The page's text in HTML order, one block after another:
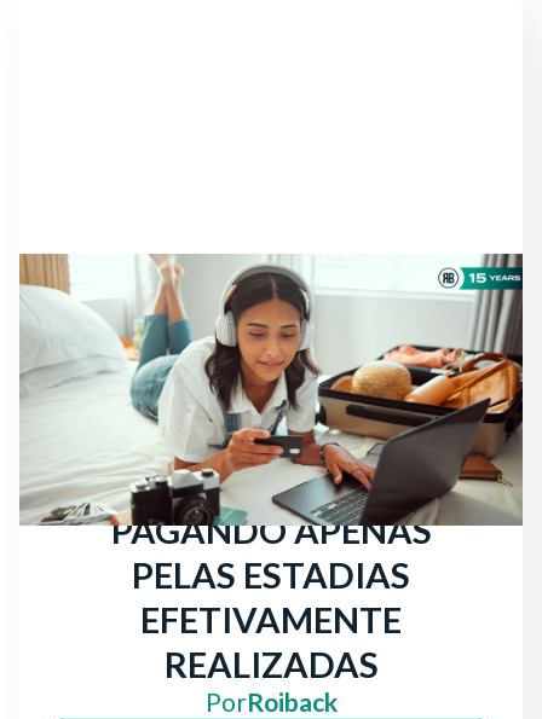
NOTÍCIAS
AINDA HÁ VIAJANTES À
PROCURA DE HOTEL:
CONSEGUE MAIS
RESERVAS DIRETAS
PAGANDO APENAS
PELAS ESTADIAS
EFETIVAMENTE
REALIZADAS
PorRoiback